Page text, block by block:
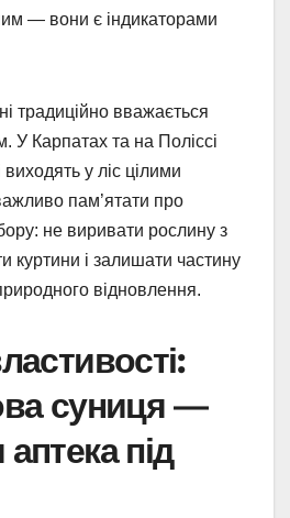
— вони є індикаторами
традиційно вважається
У Карпатах та на Поліссі
виходять у ліс цілими
пам’ятати про
не виривати рослину з
куртини і залишати частину
відновлення.
суниця —
під